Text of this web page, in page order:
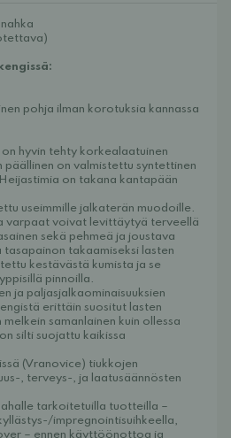
pohja ilman korotuksia kannassa
hyvin tehty korkealaatuinen
päällinen on valmistettu syntettinen
on takana kantapään
useimmille jalkaterän muodoille.
varpaat voivat levittäytyä terveellä
sekä pehmeä ja joustava
tasapainon takaamiseksi lasten
kestävästä kumista ja se
pinnoilla.
ja paljasjalkaominaisuuksien
erittäin suositut lasten
melkein samanlainen kuin ollessa
silti suojattu kaikissa
(Vranovice) tiukkojen
, terveys-, ja laatusäännösten
tarkoitetuilla tuotteilla –
impregnointisuihkeella,
– ennen käyttöönottoa ja